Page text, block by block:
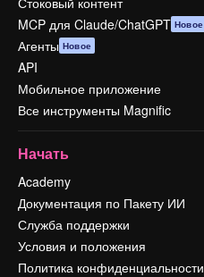
MCP для Claude/ChatGPT Новое
Агенты Новое
API
Мобильное приложение
Все инструменты Magnific
Начать
Academy
Документация по Пакету ИИ
Служба поддержки
Условия и положения
Политика конфиденциальности